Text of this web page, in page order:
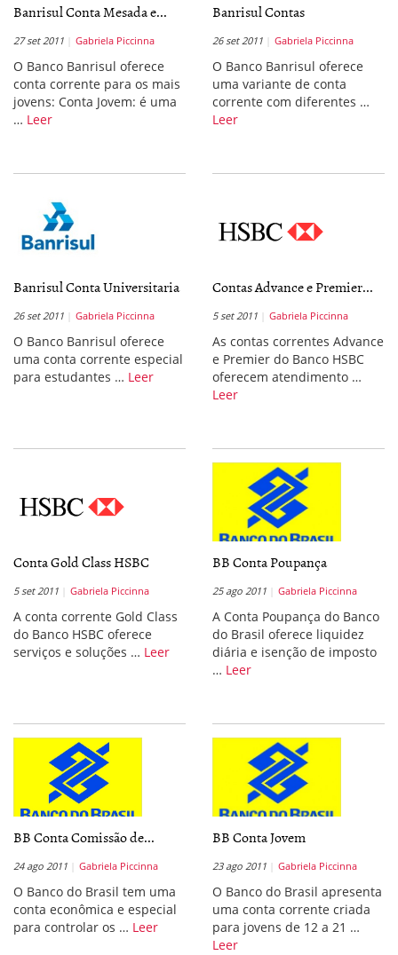
Banrisul Conta Mesada e...
27 set 2011 Gabriela Piccinna
O Banco Banrisul oferece
conta corrente para os mais
jovens: Conta Jovem: é uma
… Leer
Banrisul Contas
26 set 2011 Gabriela Piccinna
O Banco Banrisul oferece
uma variante de conta
corrente com diferentes …
Leer
Banrisul Conta Universitaria
26 set 2011 Gabriela Piccinna
O Banco Banrisul oferece
uma conta corrente especial
para estudantes … Leer
Contas Advance e Premier...
5 set 2011 Gabriela Piccinna
As contas correntes Advance
e Premier do Banco HSBC
oferecem atendimento …
Leer
Conta Gold Class HSBC
5 set 2011 Gabriela Piccinna
A conta corrente Gold Class
do Banco HSBC oferece
serviços e soluções … Leer
BB Conta Poupança
25 ago 2011 Gabriela Piccinna
A Conta Poupança do Banco
do Brasil oferece liquidez
diária e isenção de imposto
… Leer
BB Conta Comissão de...
24 ago 2011 Gabriela Piccinna
O Banco do Brasil tem uma
conta econômica e especial
para controlar os … Leer
BB Conta Jovem
23 ago 2011 Gabriela Piccinna
O Banco do Brasil apresenta
uma conta corrente criada
para jovens de 12 a 21 …
Leer